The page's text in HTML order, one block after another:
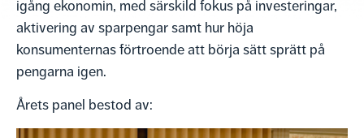
igång ekonomin, med särskild fokus på investeringar,
aktivering av sparpengar samt hur höja
konsumenternas förtroende att börja sätt sprätt på
pengarna igen.
Årets panel bestod av: